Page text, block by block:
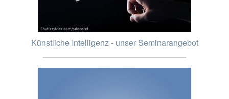
Künstliche Intelligenz - unser Seminarangebot